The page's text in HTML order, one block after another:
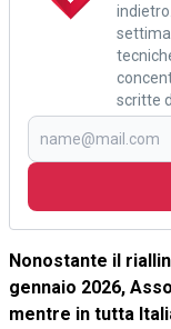
scritte
Nonostante il
gennaio 2026,
mentre in tutta